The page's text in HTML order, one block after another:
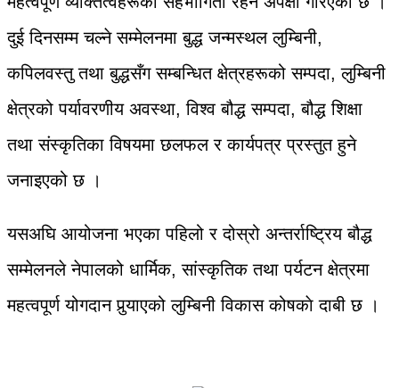
दुई दिनसम्म चल्ने सम्मेलनमा बुद्ध जन्मस्थल लुम्बिनी,
कपिलवस्तु तथा बुद्धसँग सम्बन्धित क्षेत्रहरूको सम्पदा, लुम्बिनी
क्षेत्रको पर्यावरणीय अवस्था, विश्व बौद्ध सम्पदा, बौद्ध शिक्षा
तथा संस्कृतिका विषयमा छलफल र कार्यपत्र प्रस्तुत हुने
जनाइएको छ ।
यसअघि आयोजना भएका पहिलो र दोस्रो अन्तर्राष्ट्रिय बौद्ध
सम्मेलनले नेपालको धार्मिक, सांस्कृतिक तथा पर्यटन क्षेत्रमा
महत्वपूर्ण योगदान पुर्‍याएको लुम्बिनी विकास कोषकाे दाबी छ ।